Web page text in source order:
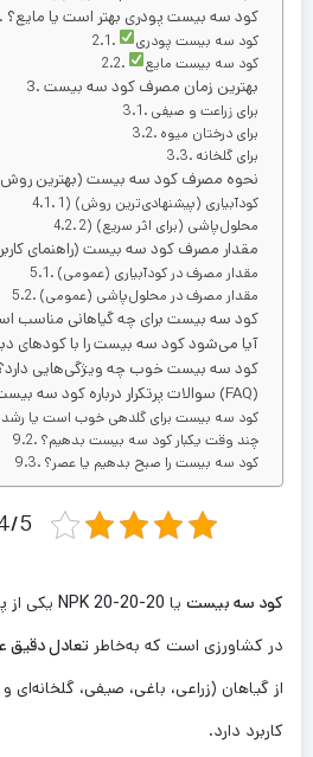
کود سه بیست پودری بهتر است یا مایع؟
کود سه بیست پودری
کود سه بیست مایع
بهترین زمان مصرف کود سه بیست
برای زراعت و صیفی
برای درختان میوه
برای گلخانه
نحوه مصرف کود سه بیست (بهترین
1) کودآبیاری (پیشنهادی‌ترین روش)
2) محلول‌پاشی (برای اثر سریع)
مقدار مصرف کود سه بیست (راهنمای
مقدار مصرف در کودآبیاری (عمومی)
مقدار مصرف در محلول‌پاشی (عمومی)
کود سه بیست برای چه گیاهانی مناسب
آیا می‌شود کود سه بیست را با کودهای
کود سه بیست خوب چه ویژگی‌هایی دارد؟
سوالات پرتکرار درباره کود سه بیست (FAQ)
کود سه بیست برای گلدهی خوب است یا رشد
چند وقت یکبار کود سه بیست بدهیم؟
کود سه بیست را صبح بدهیم یا عصر؟
4/5 - (1
کود سه بیست یا NPK 20-20-20 یکی از
در کشاورزی است که به‌خاطر تعادل دقیق
از گیاهان (زراعی، باغی، صیفی، گلخانه‌ای
کاربرد دارد.